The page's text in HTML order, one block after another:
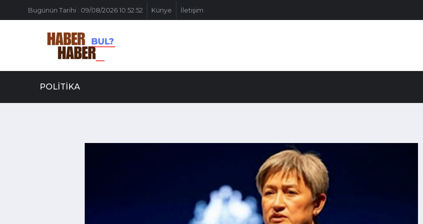
Bugünün Tarihi : 09/08/2026 10:52:52 Künye İletişim
POLITIKA